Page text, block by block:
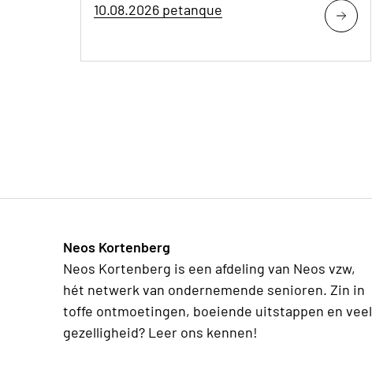
10.08.2026 petanque
Neos Kortenberg
Neos Kortenberg is een afdeling van Neos vzw,
hét netwerk van ondernemende senioren. Zin in
toffe ontmoetingen, boeiende uitstappen en veel
gezelligheid? Leer ons kennen!